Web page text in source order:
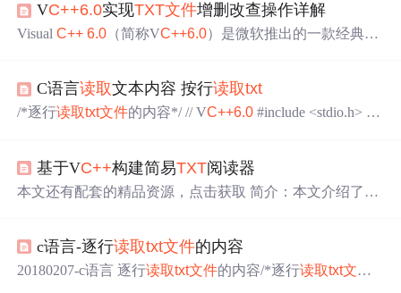
类为文件操作提供了面向对象的接口，使得在MFC应用程
序中读写文件变得非常容易。
VC++6.0实现TXT文件增删改查操作详解
VisualC++ 6.0 （简称VC++6.0）是微软推出的一款经典的
区、代码编辑窗口和输出窗口等组成，支持MFC（Microso
ft Foundation Classes）和Win32 API编程。尽管VC++6.0已
C语言读取文本内容 按行读取txt
/*逐行读取txt文件 的内容*/ // VC++6.0 #include <stdio.h> #i
基于VC++构建简易TXT阅读器
本文还有配套的精品资源，点击获取 简介：本文介绍了如
发环境，然后通过设计用户界面、处理
现滚动阅读和添加搜索、书签功能，逐步构建起阅读器。
c语言-逐行读取txt文件的内容
20180207-c语言 逐行读取txt文件的内容/*逐行读取txt文件